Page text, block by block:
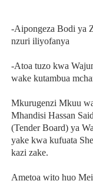
-Aipongeza Bodi ya
nzuri iliyofanya
-Atoa tuzo kwa
wake kutambua
Mkurugenzi Mkuu
Mhandisi Hassan
(Tender Board) ya
yake kwa kufuata
kazi zake.
Ametoa wito huo